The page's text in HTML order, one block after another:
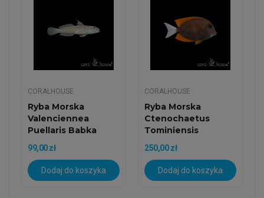
CORALHOUSE
Ryba Morska
Valenciennea
Puellaris Babka
Diamentowa
Kopiąca
99,00 zł
Dodaj do koszyka
CORALHOUSE
Ryba Morska
Ctenochaetus
Tominiensis
Pokolec Tomini
250,00 zł
Dodaj do koszyka